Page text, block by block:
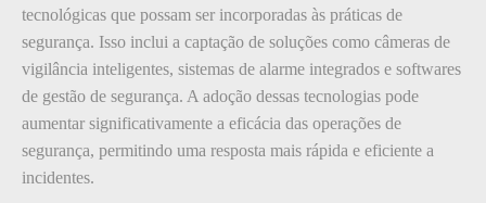
tecnológicas que possam ser incorporadas às práticas de
segurança. Isso inclui a captação de soluções como câmeras de
vigilância inteligentes, sistemas de alarme integrados e softwares
de gestão de segurança. A adoção dessas tecnologias pode
aumentar significativamente a eficácia das operações de
segurança, permitindo uma resposta mais rápida e eficiente a
incidentes.